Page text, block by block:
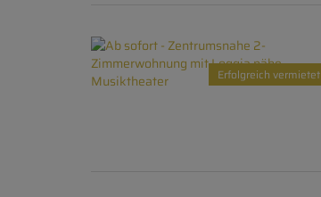
Erfolgreich vermietet